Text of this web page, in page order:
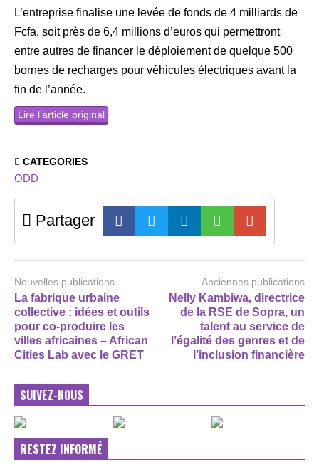
L’entreprise finalise une levée de fonds de 4 milliards de
Fcfa, soit près de 6,4 millions d’euros qui permettront
entre autres de financer le déploiement de quelque 500
bornes de recharges pour véhicules électriques avant la
fin de l’année.
Lire l’article original
CATEGORIES
ODD
Partager
Nouvelles publications
La fabrique urbaine
collective : idées et outils
pour co-produire les
villes africaines – African
Cities Lab avec le GRET
Anciennes publications
Nelly Kambiwa, directrice
de la RSE de Sopra, un
talent au service de
l’égalité des genres et de
l’inclusion financière
SUIVEZ-NOUS
RESTEZ INFORMÉ